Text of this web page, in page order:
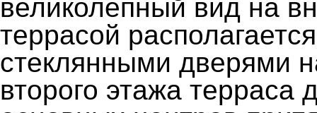
великолепный вид на
террасой
стеклянными дверями
второго этажа терраса